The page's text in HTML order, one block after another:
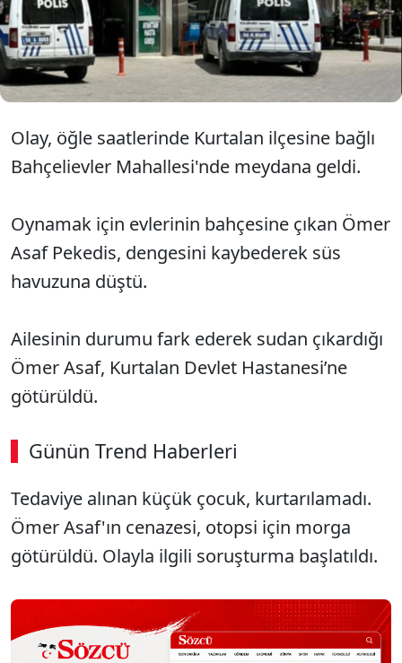
Pekedis, hayatını kaybetti.
Olay, öğle saatlerinde Kurtalan ilçesine bağlı
Bahçelievler Mahallesi'nde meydana geldi.
Oynamak için evlerinin bahçesine çıkan Ömer
Asaf Pekedis, dengesini kaybederek süs
havuzuna düştü.
Ailesinin durumu fark ederek sudan çıkardığı
Ömer Asaf, Kurtalan Devlet Hastanesi’ne
götürüldü.
Günün Trend Haberleri
Tedaviye alınan küçük çocuk, kurtarılamadı.
Ömer Asaf'ın cenazesi, otopsi için morga
götürüldü. Olayla ilgili soruşturma başlatıldı.